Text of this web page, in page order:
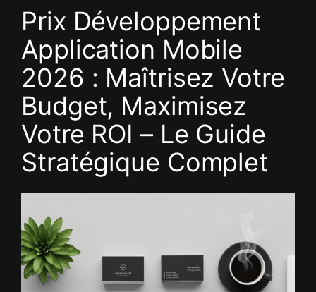
Aller
contenu
Prix Développement
Application Mobile
2026 : Maîtrisez Votre
Budget, Maximisez
Votre ROI – Le Guide
Stratégique Complet